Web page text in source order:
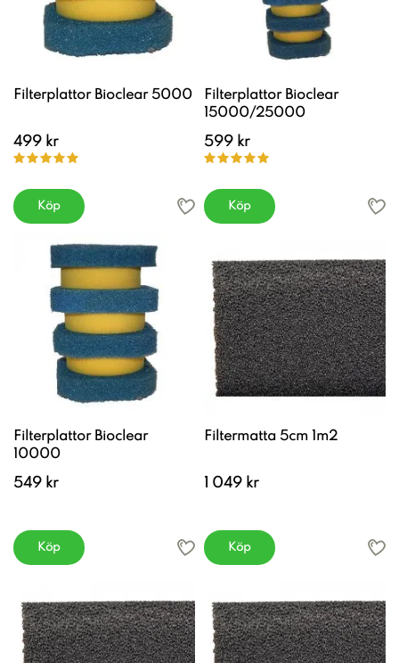
Filterplattor Bioclear 5000
499 kr
Köp
Filterplattor Bioclear
15000/25000
599 kr
Köp
Filterplattor Bioclear
10000
549 kr
Köp
Filtermatta 5cm 1m2
1 049 kr
Köp